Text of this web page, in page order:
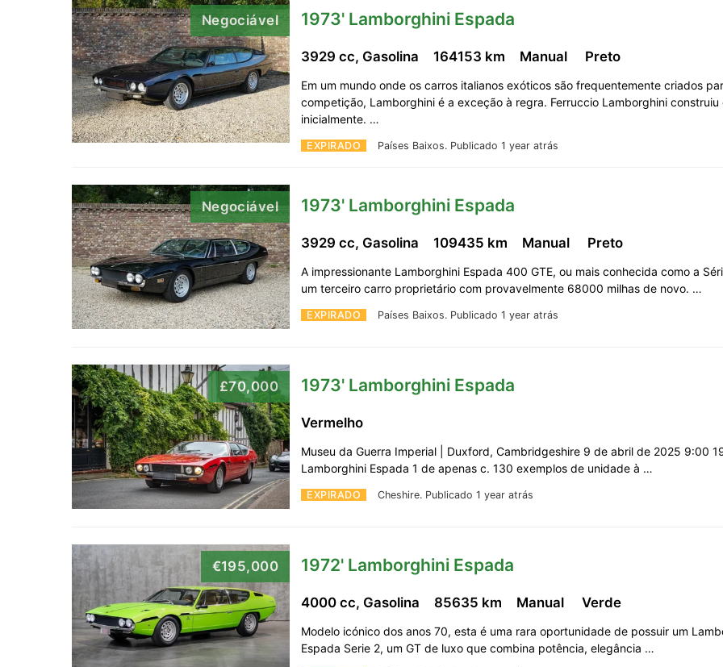
Negociável 1973' Lamborghini Espada
EXPIRADO Países Baixos. Publicado 1 year atrás
3929 cc, Gasolina 164153 km Manual Preto
Em um mundo onde os carros italianos exóticos são frequentemente criados
competição, Lamborghini é a exceção à regra. Ferruccio Lamborghini construiu
inicialmente. …
Negociável 1973' Lamborghini Espada
EXPIRADO Países Baixos. Publicado 1 year atrás
3929 cc, Gasolina 109435 km Manual Preto
A impressionante Lamborghini Espada 400 GTE, ou mais conhecida como a
um terceiro carro proprietário com provavelmente 68000 milhas de novo. …
£70,000 1973' Lamborghini Espada
EXPIRADO Cheshire. Publicado 1 year atrás
Vermelho
Museu da Guerra Imperial | Duxford, Cambridgeshire 9 de abril de 2025 9:00
Lamborghini Espada 1 de apenas c. 130 exemplos de unidade à …
€195,000 1972' Lamborghini Espada
4000 cc, Gasolina 85635 km Manual Verde
Modelo icónico dos anos 70, esta é uma rara oportunidade de possuir um
Espada Serie 2, um GT de luxo que combina potência, elegância …